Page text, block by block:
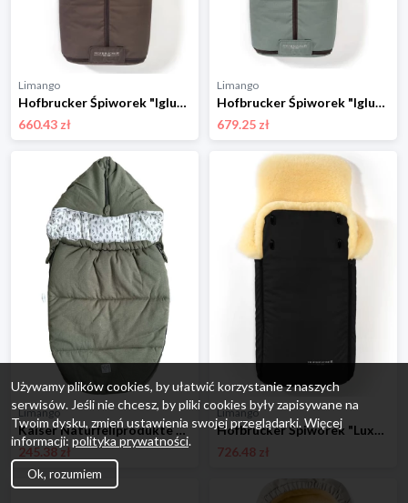
Limango
Hofbrucker Śpiworek "Iglu" w kolorze brązowym - 95 x 34 cm rozmiar: onesize
660.43 zł
Limango
Hofbrucker Śpiworek "Iglu" w kolorze zielonym - 95 x 34 cm rozmiar: onesize
679.25 zł
Limango
Kaiser Naturfellprodukte Śpiworek w kolorze khaki do fotelika - 80 x 40 cm rozmiar: onesize
245.38 zł
Limango
Hofbrucker Śpiworek "Luxus" w kolorze czarnym - 95 x 34 cm rozmiar: onesize
726.48 zł
Używamy plików cookies, by ułatwić korzystanie z naszych
serwisów. Jeśli nie chcesz, by pliki cookies były zapisywane na
Twoim dysku, zmień ustawienia swojej przeglądarki. Więcej
informacji: polityka prywatności.
Ok, rozumiem